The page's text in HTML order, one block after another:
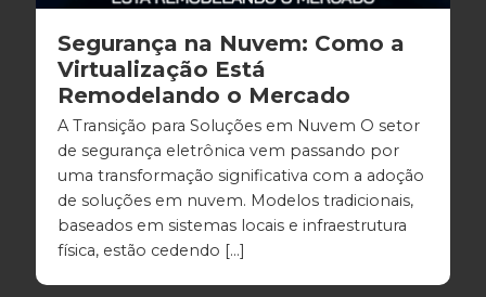
Segurança na Nuvem: Como a
Virtualização Está
Remodelando o Mercado
A Transição para Soluções em Nuvem O setor
de segurança eletrônica vem passando por
uma transformação significativa com a adoção
de soluções em nuvem. Modelos tradicionais,
baseados em sistemas locais e infraestrutura
física, estão cedendo […]